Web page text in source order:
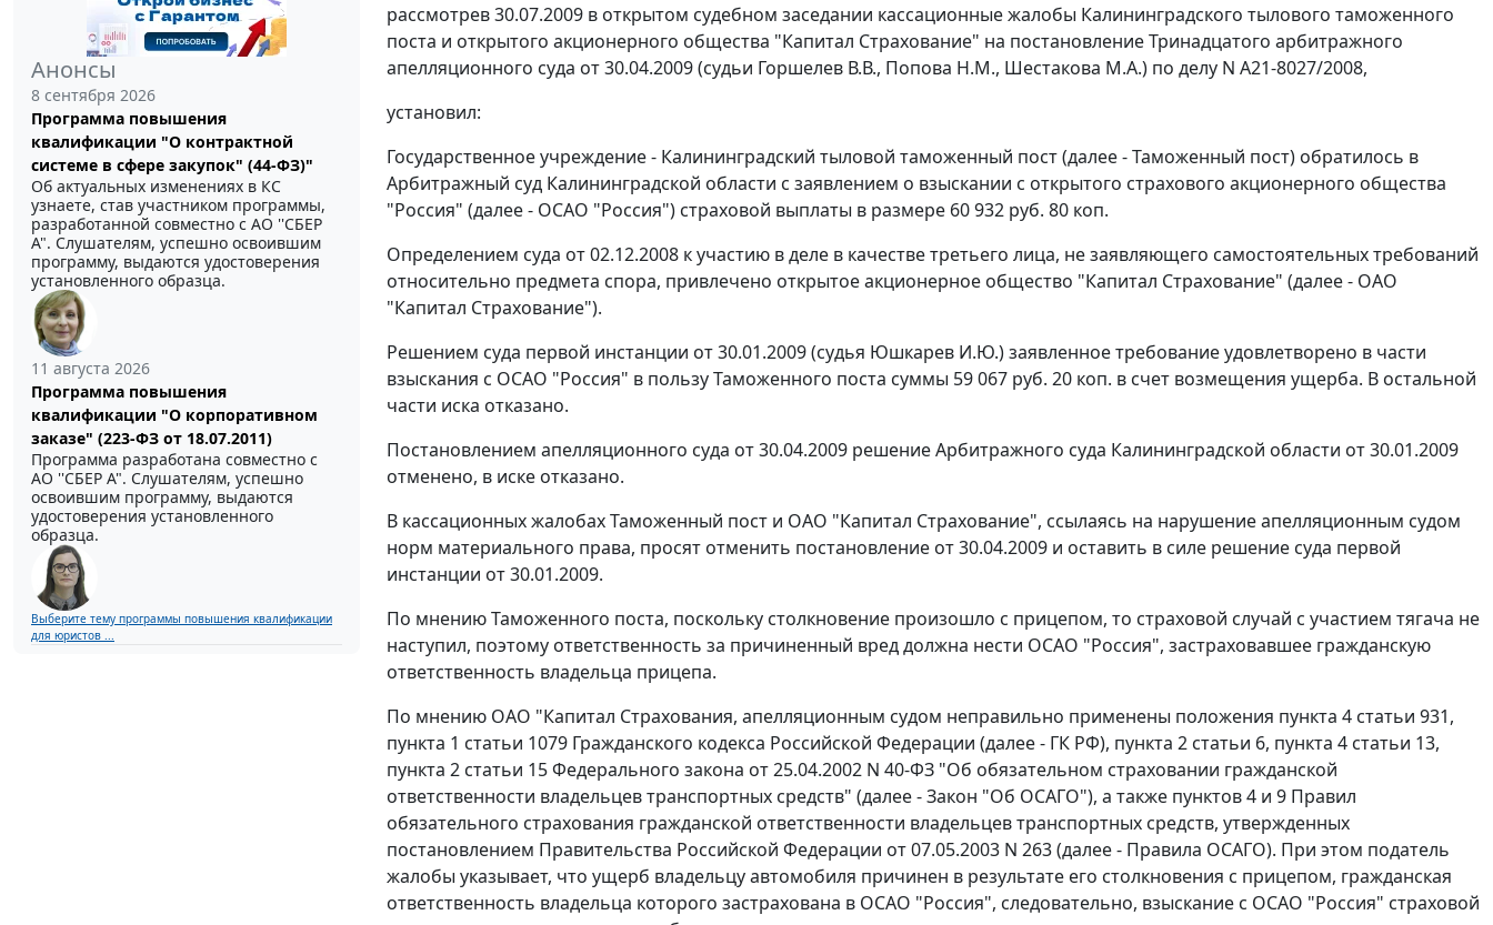
Анонсы
8 сентября 2026
Программа повышения
квалификации "О контрактной
системе в сфере закупок" (44-ФЗ)"
Об актуальных изменениях в КС
узнаете, став участником программы,
разработанной совместно с АО ''СБЕР
А". Слушателям, успешно освоившим
программу, выдаются удостоверения
установленного образца.
11 августа 2026
Программа повышения
квалификации "О корпоративном
заказе" (223-ФЗ от 18.07.2011)
Программа разработана совместно с
АО ''СБЕР А". Слушателям, успешно
освоившим программу, выдаются
удостоверения установленного
образца.
Выберите тему программы повышения квалификации
для юристов ...
рассмотрев 30.07.2009 в открытом судебном заседании кассационные жалобы Калининградского тылового таможенного
поста и открытого акционерного общества "Капитал Страхование" на постановлениеТринадцатого арбитражного
апелляционного суда от 30.04.2009 (судьи Горшелев В.В., Попова Н.М., Шестакова М.А.) по делу N А21-8027/2008,
установил:
Государственное учреждение - Калининградский тыловой таможенный пост (далее - Таможенный пост) обратилось в
Арбитражный суд Калининградской области с заявлением о взыскании с открытого страхового акционерного общества
"Россия" (далее - ОСАО "Россия") страховой выплаты в размере 60 932 руб. 80 коп.
Определением суда от 02.12.2008 к участию в деле в качестве третьего лица, не заявляющего самостоятельных требований
относительно предмета спора, привлечено открытое акционерное общество "Капитал Страхование" (далее - ОАО
"Капитал Страхование").
Решением суда первой инстанции от 30.01.2009 (судья Юшкарев И.Ю.) заявленное требование удовлетворено в части
взыскания с ОСАО "Россия" в пользу Таможенного поста суммы 59 067 руб. 20 коп. в счет возмещения ущерба. В остальной
части иска отказано.
Постановлением апелляционного суда от 30.04.2009 решение Арбитражного суда Калининградской области от 30.01.2009
отменено, в иске отказано.
В кассационных жалобах Таможенный пост и ОАО "Капитал Страхование", ссылаясь на нарушение апелляционным судом
норм материального права, просят отменить постановление от 30.04.2009 и оставить в силе решение суда первой
инстанции от 30.01.2009.
По мнению Таможенного поста, поскольку столкновение произошло с прицепом, то страховой случай с участием тягача не
наступил, поэтому ответственность за причиненный вред должна нести ОСАО "Россия", застраховавшее гражданскую
ответственность владельца прицепа.
По мнению ОАО "Капитал Страхования, апелляционным судом неправильно применены положения пункта 4 статьи 931,
пункта 1 статьи 1079 Гражданского кодекса Российской Федерации (далее - ГК РФ), пункта 2 статьи 6, пункта 4 статьи 13,
пункта 2 статьи 15Федерального закона от 25.04.2002 N 40-ФЗ "Об обязательном страховании гражданской
ответственности владельцев транспортных средств" (далее - Закон "Об ОСАГО"), а также пунктов 4 и 9 Правил
обязательного страхования гражданской ответственности владельцев транспортных средств, утвержденных
постановлением Правительства Российской Федерации от 07.05.2003 N 263 (далее - Правила ОСАГО). При этом податель
жалобы указывает, что ущерб владельцу автомобиля причинен в результате его столкновения с прицепом, гражданская
ответственность владельца которого застрахована в ОСАО "Россия", следовательно, взыскание с ОСАО "Россия" страховой